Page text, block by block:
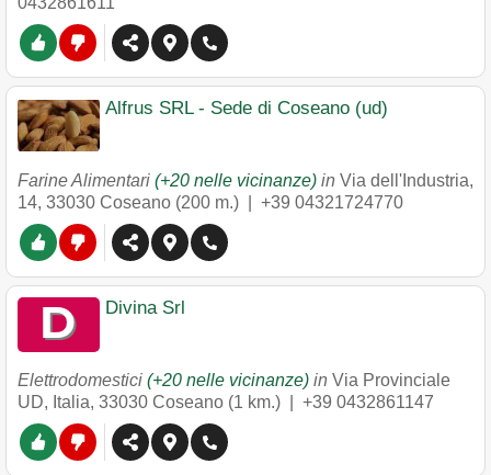
Alfrus SRL - Sede di Coseano (ud)
Farine Alimentari (+20 nelle vicinanze) in Via dell'Industria,
14, 33030 Coseano (200 m.) | +39 04321724770
Divina Srl
Elettrodomestici (+20 nelle vicinanze) in Via Provinciale
UD, Italia, 33030 Coseano (1 km.) | +39 0432861147